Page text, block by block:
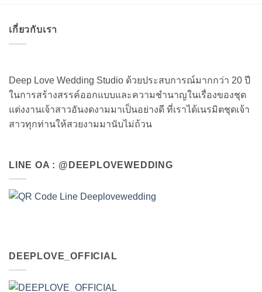
เกี่ยวกับเรา
Deep Love Wedding Studio ด้วยประสบการณ์มากกว่า 20 ปี
ในการสร้างสรรค์ออกแบบและความชำนาญในเรื่องของชุด
แต่งงานเจ้าสาวอันงดงามมาเป็นอย่างดี ที่เราได้เนรมิตชุดเจ้า
สาวทุกท่านให้สวยงามมานับไม่ถ้วน
LINE OA : @DEEPLOVEWEDDING
DEEPLOVE_OFFICIAL